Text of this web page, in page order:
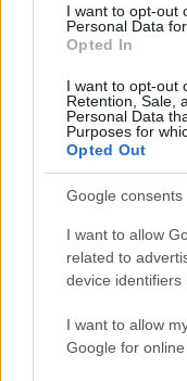
I want to opt-out
Personal Data
Opted In
I want to opt-out
Retention, Sale,
Personal Data
Purposes for
Opted Out
Google consents
I want to allow
related to
device identifiers
I want to allow
Google for
Bónuszként itt az